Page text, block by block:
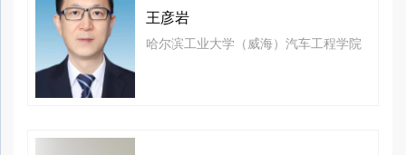
王彦岩
哈尔滨工业大学（威海）汽车工程学院